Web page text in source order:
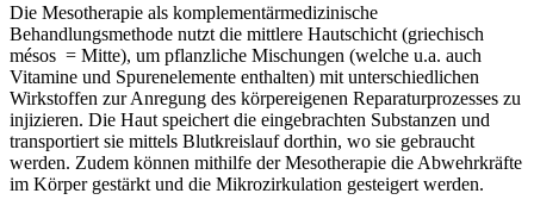
Die Mesotherapie als komplementärmedizinische
Behandlungsmethode nutzt die mittlere Hautschicht (griechisch
mésos = Mitte), um pflanzliche Mischungen (welche u.a. auch
Vitamine und Spurenelemente enthalten) mit unterschiedlichen
Wirkstoffen zur Anregung des körpereigenen Reparaturprozesses zu
injizieren. Die Haut speichert die eingebrachten Substanzen und
transportiert sie mittels Blutkreislauf dorthin, wo sie gebraucht
werden. Zudem können mithilfe der Mesotherapie die Abwehrkräfte
im Körper gestärkt und die Mikrozirkulation gesteigert werden.